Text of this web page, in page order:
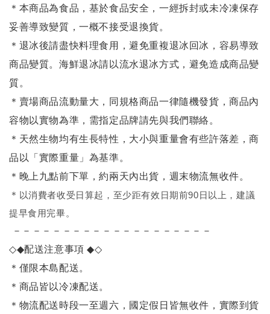
＊本商品為食品，基於食品安全，一經拆封或未冷凍保存
妥善導致變質，一概不接受退換貨。
＊退冰後請盡快料理食用，避免重複退冰回冰，容易導致
商品變質。海鮮退冰請以流水退冰方式，避免造成商品變
質。
＊賣場商品流動量大，同規格商品一律隨機發貨，商品內
容物以實物為準，需指定品牌請先與我們聯絡。
＊天然生物均有生長特性，大小與重量會有些許落差，商
品以「實際重量」為基準。
＊晚上九點前下單，約兩天內出貨，週末物流無收件。
＊ 以消費者收受日算起，至少距有效日期前90日以上，建議
提早食用完畢。
－－－－－－－－－－－－－－－－－－－－
◇◆配送注意事項◆◇
＊僅限本島配送。
＊商品皆以冷凍配送。
＊物流配送時段一至週六，國定假日皆無收件，實際到貨